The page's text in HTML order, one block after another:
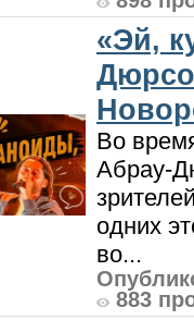
«Эй,
Во
Абрау-
одних
во...
883